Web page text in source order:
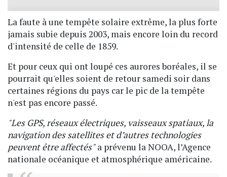
La faute à une tempête solaire extrême, la plus forte
jamais subie depuis 2003, mais encore loin du record
d'intensité de celle de 1859.
Et pour ceux qui ont loupé ces aurores boréales, il se
pourrait qu'elles soient de retour samedi soir dans
certaines régions du pays car le pic de la tempête
n'est pas encore passé.
"Les GPS, réseaux électriques, vaisseaux spatiaux, la
navigation des satellites et d’autres technologies
peuvent être affectés"a prévenu la NOOA, l’Agence
nationale océanique et atmosphérique américaine.